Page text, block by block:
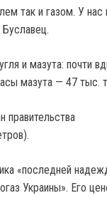
так и газом. У нас
и мазута: почти
мазута — 47 тыс.
правительства
«последней
Украины». Его